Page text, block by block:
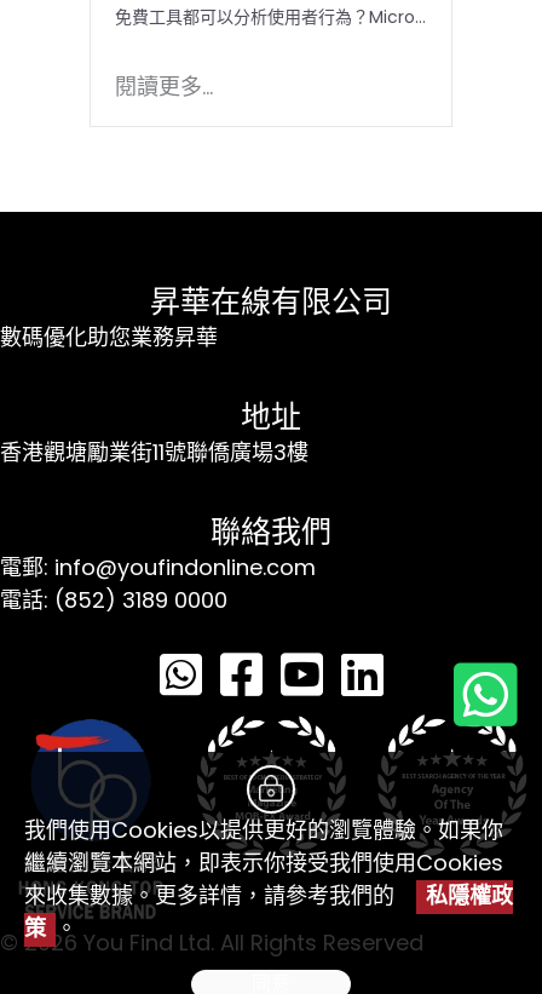
免費工具都可以分析使用者行為？Micro…
閱讀更多...
昇華在線有限公司
數碼優化助您業務昇華
地址
香港觀塘勵業街11號聯僑廣場3樓
聯絡我們
電郵: info@youfindonline.com
電話: (852) 3189 0000
© 2026 You Find Ltd. All Rights Reserved
我們使用Cookies以提供更好的瀏覽體驗。如果你
繼續瀏覽本網站，即表示你接受我們使用Cookies
來收集數據。更多詳情，請參考我們的
私隱權政
策 。